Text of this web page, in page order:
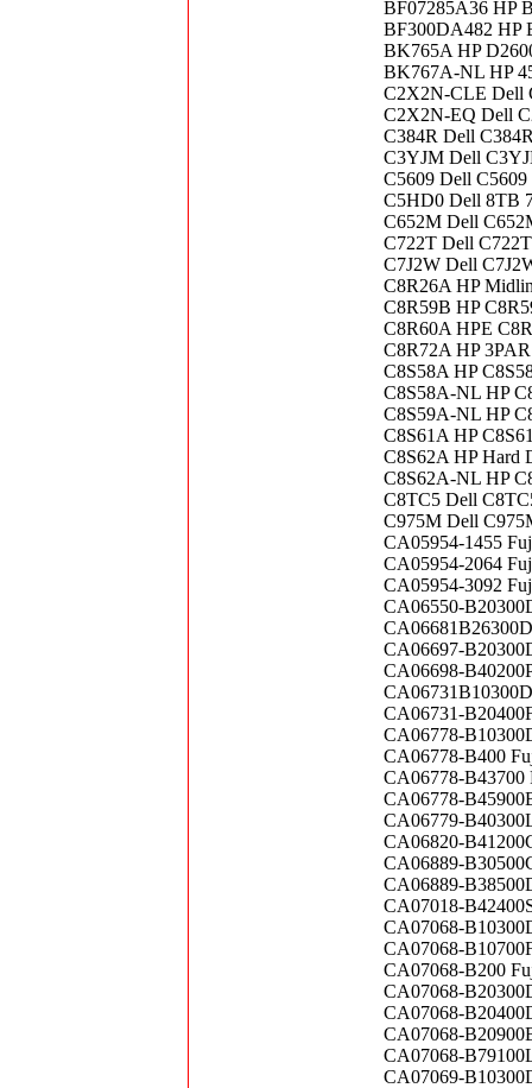
BF07285A36 HP
BF300DA482 HP
BK765A HP
BK767A-NL HP
C2X2N-CLE Dell
C2X2N-EQ Dell
C384R Dell
C3YJM Dell
C5609 Dell
C5HD0 Dell 8TB
C652M Dell
C722T Dell
C7J2W Dell
C8R26A HP
C8R59B HP
C8R60A HPE
C8R72A HP
C8S58A HP
C8S58A-NL HP
C8S59A-NL HP
C8S61A HP
C8S62A HP Hard
C8S62A-NL HP
C8TC5 Dell
C975M Dell
CA05954-1455
CA05954-2064
CA05954-3092
CA06550-
CA06697-
CA06698-
CA06731-
CA06778-
CA06778-B400
CA06778-B43700
CA06778-
CA06779-
CA06820-
CA06889-
CA06889-
CA07018-
CA07068-
CA07068-
CA07068-B200
CA07068-
CA07068-
CA07068-
CA07068-
CA07069-